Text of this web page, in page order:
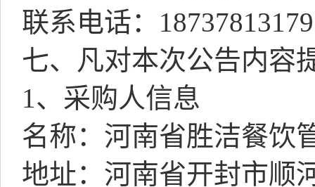
联系电话： 18737813179
七、凡对本次公告内容
1、采购人信息
名称：河南省胜洁餐饮
地址：河南省开封市顺